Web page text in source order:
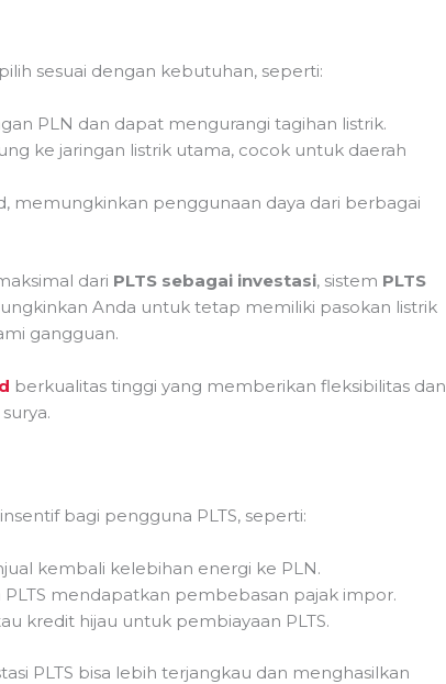
sesuai dengan kebutuhan, seperti:
PLN dan dapat mengurangi tagihan listrik.
ke jaringan listrik utama, cocok untuk daerah
memungkinkan penggunaan daya dari berbagai
dari PLTS sebagai investasi, sistem PLTS
Anda untuk tetap memiliki pasokan listrik
gangguan.
berkualitas tinggi yang memberikan fleksibilitas dan
bagi pengguna PLTS, seperti:
kembali kelebihan energi ke PLN.
mendapatkan pembebasan pajak impor.
kredit hijau untuk pembiayaan PLTS.
PLTS bisa lebih terjangkau dan menghasilkan